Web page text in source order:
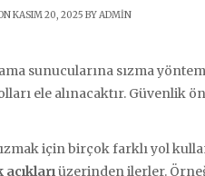
KASIM 20, 2025 BYADMIN
sunucularına sızma
ele alınacaktır. Güvenlik
için birçok farklı yol
üzerinden ilerler.